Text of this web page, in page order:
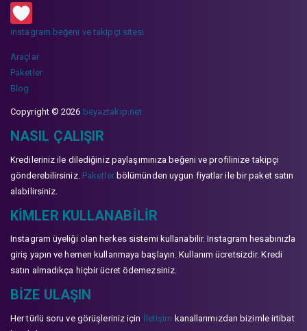
instagram beğeni ve takipçi sitesi
Araçlar
Paketler
Blog
Copyright © 2026 beyaztakip.net
NASIL ÇALIŞIR
Kredileriniz ile dilediğiniz paylaşımınıza beğeni ve profilinize takipçi
gönderebilirsiniz. Paketlerbölümünden uygun fiyatlar ile bir paket satın
alabilirsiniz.
KIMLER KULLANABILIR
Instagram üyeliği olan herkes sistemi kullanabilir. Instagram hesabınızla
giriş yapın ve hemen kullanmaya başlayın. Kullanım ücretsizdir. Kredi
satın almadıkça hiçbir ücret ödemezsiniz.
BIZE ULAŞIN
Her türlü soru ve görüşleriniz için İletişim kanallarımızdan bizimle irtibat